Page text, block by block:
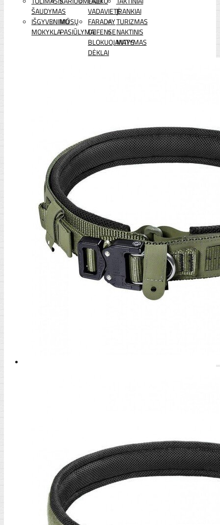
ŠAUDYMAS
VADAVIETĖĮRANKIAI
IŠGYVENIMO
MOKYKLA
MŪSŲ
PASIŪLYMAI
FARADAY
DEFENSE
BLOKUOJANTYS
DĖKLAI
TURIZMAS
NAKTINIS
MATYMAS